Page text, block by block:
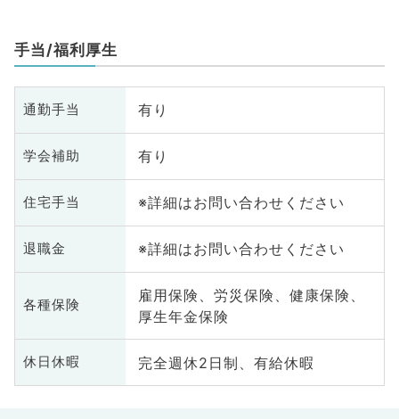
手当/福利厚生
通勤手当 有り
学会補助 有り
住宅手当 ※詳細はお問い合わせください
退職金 ※詳細はお問い合わせください
各種保険
雇用保険、労災保険、健康保険、
厚生年金保険
休日休暇 完全週休2日制、有給休暇